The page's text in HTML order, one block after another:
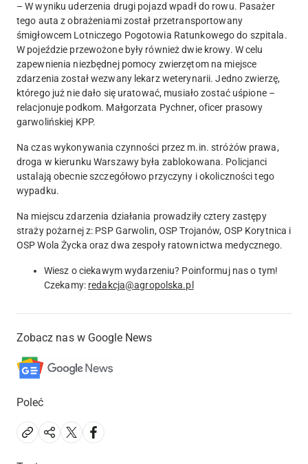
– W wyniku uderzenia drugi pojazd wpadł do rowu. Pasażer
tego auta z obrażeniami został przetransportowany
śmigłowcem Lotniczego Pogotowia Ratunkowego do szpitala.
W pojeździe przewożone były również dwie krowy. W celu
zapewnienia niezbędnej pomocy zwierzętom na miejsce
zdarzenia został wezwany lekarz weterynarii.Jedno zwierzę,
którego już nie dało się uratować, musiało zostać uśpione–
relacjonuje podkom. Małgorzata Pychner, oficer prasowy
garwolińskiej KPP.
Na czas wykonywania czynności przez m.in. stróżów prawa,
droga w kierunku Warszawy była zablokowana. Policjanci
ustalają obecnie szczegółowo przyczyny i okoliczności tego
wypadku.
Na miejscu zdarzenia działania prowadziły cztery zastępy
straży pożarnej z: PSP Garwolin, OSP Trojanów, OSP Korytnica i
OSP Wola Życka oraz dwa zespoły ratownictwa medycznego.
Wiesz o ciekawym wydarzeniu? Poinformuj nas o tym!
Czekamy: redakcja@agropolska.pl
Zobacz nas w Google News
Poleć